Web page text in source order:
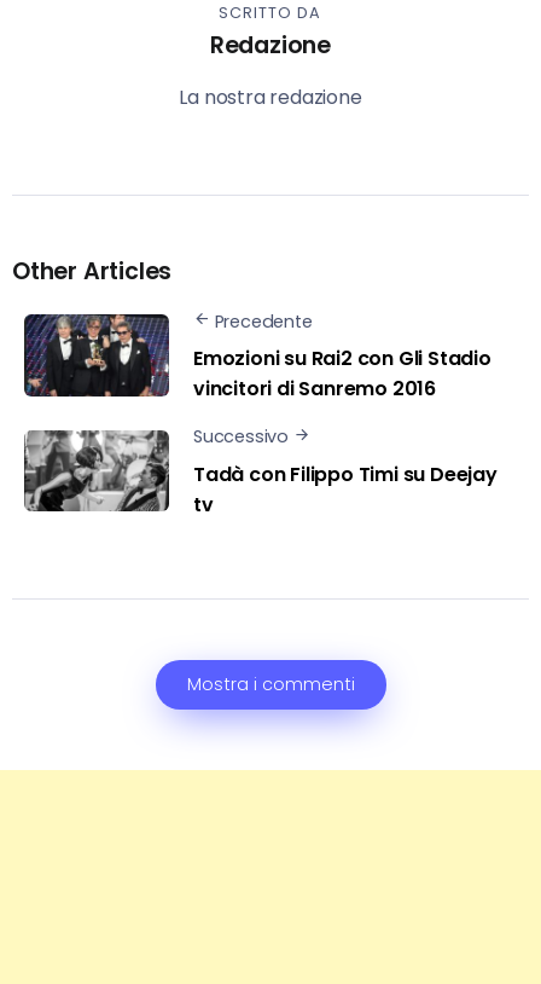
SCRITTO DA
Redazione
La nostra redazione
Other Articles
Precedente
Emozioni su Rai2 con Gli Stadio
vincitori di Sanremo 2016
Successivo
Tadà con Filippo Timi su Deejay
tv
Mostra i commenti